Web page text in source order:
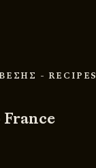
- RECIPES